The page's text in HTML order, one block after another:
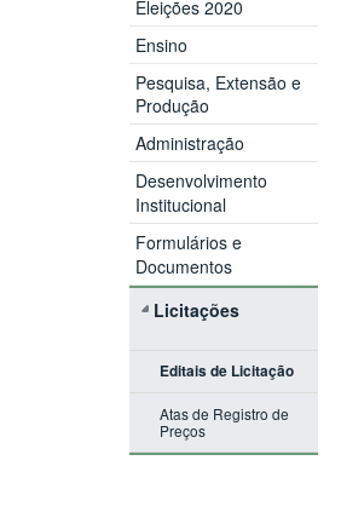
Eleições 2020
Ensino
Pesquisa, Extensão e
Produção
Administração
Desenvolvimento
Institucional
Formulários e
Documentos
Licitações
Editais de Licitação
Atas de Registro de
Preços